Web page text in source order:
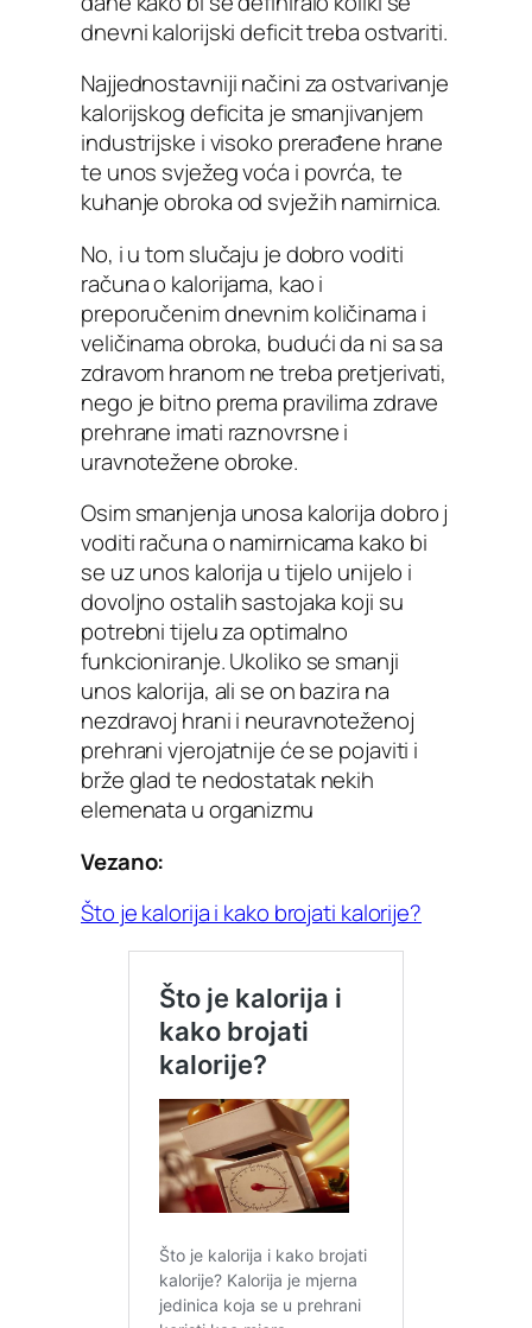
dnevni kalorijski deficit treba ostvariti.
Najjednostavniji načini za ostvarivanje
kalorijskog deficita je smanjivanjem
industrijske i visoko prerađene hrane
te unos svježeg voća i povrća, te
kuhanje obroka od svježih namirnica.
No, i u tom slučaju je dobro voditi
računa o kalorijama, kao i
preporučenim dnevnim količinama i
veličinama obroka, budući da ni sa sa
zdravom hranom ne treba pretjerivati,
nego je bitno prema pravilima zdrave
prehrane imati raznovrsne i
uravnotežene obroke.
Osim smanjenja unosa kalorija dobro j
voditi računa o namirnicama kako bi
se uz unos kalorija u tijelo unijelo i
dovoljno ostalih sastojaka koji su
potrebni tijelu za optimalno
funkcioniranje. Ukoliko se smanji
unos kalorija, ali se on bazira na
nezdravoj hrani i neuravnoteženoj
prehrani vjerojatnije će se pojaviti i
brže glad te nedostatak nekih
elemenata u organizmu
Vezano:
Što je kalorija i kako brojati kalorije?